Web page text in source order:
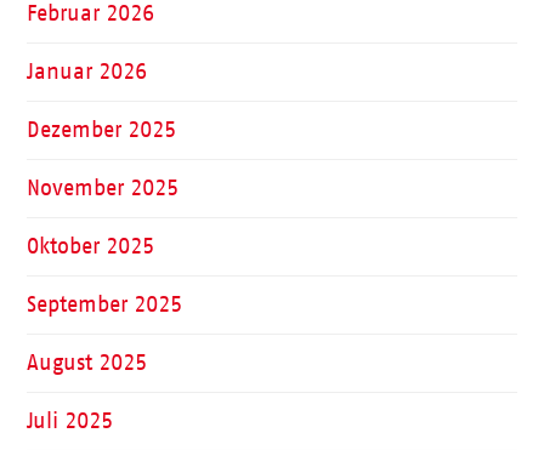
Februar 2026
Januar 2026
Dezember 2025
November 2025
Oktober 2025
September 2025
August 2025
Juli 2025